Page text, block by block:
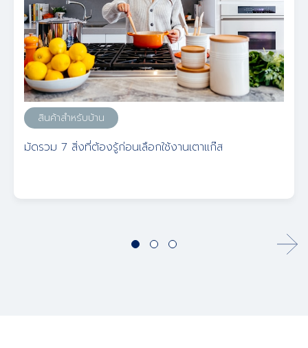
สินค้าสำหรับบ้าน
มัดรวม 7 สิ่งที่ต้องรู้ก่อนเลือกใช้งานเตาแก๊ส